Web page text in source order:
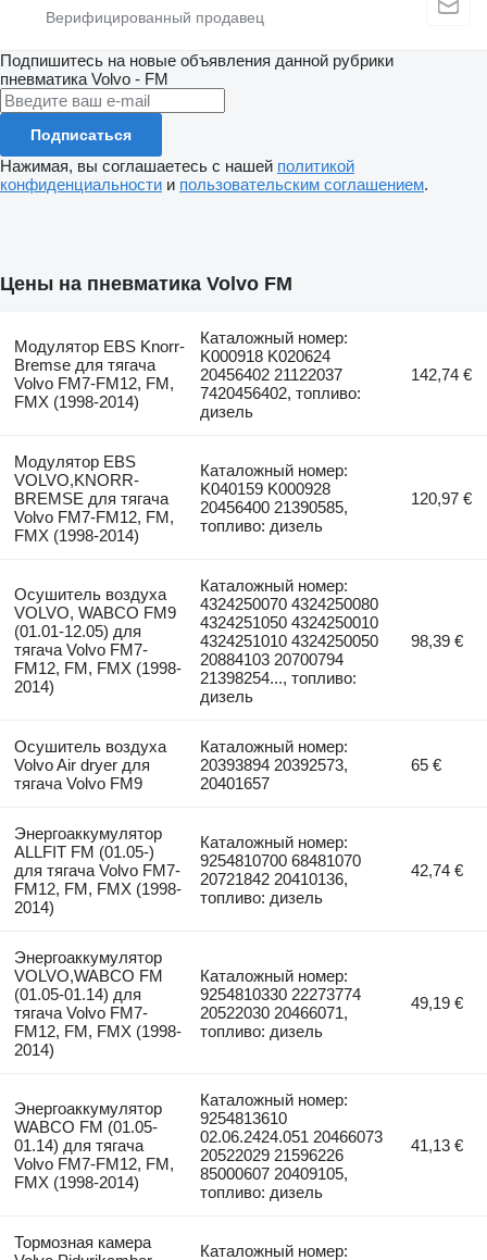
Подпишитесь на новые объявления данной рубрики
пневматика Volvo - FM
Подписаться
Нажимая, вы соглашаетесь с нашей политикой
конфиденциальности и пользовательским соглашением.
Цены на пневматика Volvo FM
Модулятор EBS Knorr-
Bremse для тягача
Volvo FM7-FM12, FM,
FMX (1998-2014)
Каталожный номер:
K000918 K020624
20456402 21122037
7420456402, топливо:
дизель
142,74 €
Модулятор EBS
VOLVO,KNORR-
BREMSE для тягача
Volvo FM7-FM12, FM,
FMX (1998-2014)
Каталожный номер:
K040159 K000928
20456400 21390585,
топливо: дизель
120,97 €
Осушитель воздуха
VOLVO, WABCO FM9
(01.01-12.05) для
тягача Volvo FM7-
FM12, FM, FMX (1998-
2014)
Каталожный номер:
4324250070 4324250080
4324251050 4324250010
4324251010 4324250050
20884103 20700794
21398254..., топливо:
дизель
98,39 €
Осушитель воздуха
Volvo Air dryer для
тягача Volvo FM9
Каталожный номер:
20393894 20392573,
20401657
65 €
Энергоаккумулятор
ALLFIT FM (01.05-)
для тягача Volvo FM7-
FM12, FM, FMX (1998-
2014)
Каталожный номер:
9254810700 68481070
20721842 20410136,
топливо: дизель
42,74 €
Энергоаккумулятор
VOLVO,WABCO FM
(01.05-01.14) для
тягача Volvo FM7-
FM12, FM, FMX (1998-
2014)
Каталожный номер:
9254810330 22273774
20522030 20466071,
топливо: дизель
49,19 €
Энергоаккумулятор
WABCO FM (01.05-
01.14) для тягача
Volvo FM7-FM12, FM,
FMX (1998-2014)
Каталожный номер:
9254813610
02.06.2424.051 20466073
20522029 21596226
85000607 20409105,
топливо: дизель
41,13 €
Тормозная камера
Каталожный номер: